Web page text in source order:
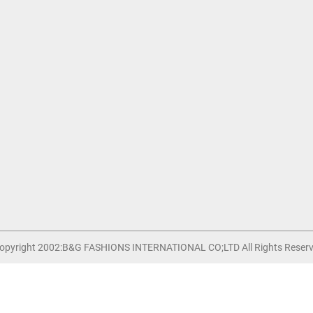
2002:B&G FASHIONS INTERNATIONAL CO;LTD All Rights